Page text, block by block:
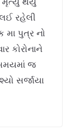
લઈ રહેલી
મા પુત્ર નો
કોરોનાને
જ
સર્જાયા